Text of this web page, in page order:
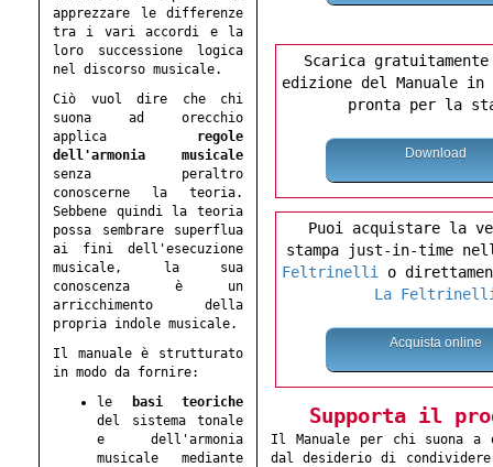
apprezzare le differenze
tra i vari accordi e la
loro successione logica
nel discorso musicale.
Ciò vuol dire che chi
suona ad orecchio
applica regole
dell'armonia musicale
senza peraltro
conoscerne la teoria.
Sebbene quindi la teoria
possa sembrare superflua
ai fini dell'esecuzione
musicale, la sua
conoscenza è un
arricchimento della
propria indole musicale.
Il manuale è strutturato
in modo da fornire:
le
basi teoriche
del sistema tonale
e dell'armonia
musicale mediante
Scarica
edizione del Manuale in
pronta per la
Download
Puoi acquistare la
stampa just-in-time
Feltrinelli
o
La
Acquista online
Supporta il
Il Manuale per chi suona a
dal desiderio di condividere